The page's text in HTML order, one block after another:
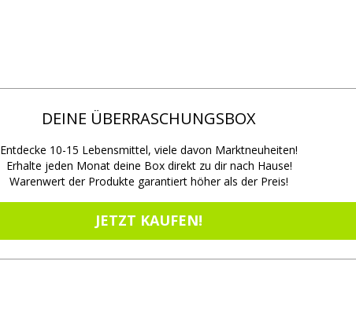
DEINE ÜBERRASCHUNGSBOX
Entdecke 10-15 Lebensmittel, viele davon Marktneuheiten!
Erhalte jeden Monat deine Box direkt zu dir nach Hause!
Warenwert der Produkte garantiert höher als der Preis!
JETZT KAUFEN!